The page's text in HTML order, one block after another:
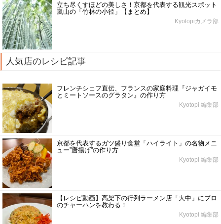
立ち尽くすほどの美しさ！京都を代表する観光スポット
嵐山の「竹林の小径」【まとめ】
Kyotopiカメラ部
人気店のレシピ記事
フレンチシェフ直伝、フランスの家庭料理『ジャガイモ
とミートソースのグラタン』の作り方
Kyotopi 編集部
京都を代表するガツ盛り食堂「ハイライト」の名物メニ
ュー”唐揚げ”の作り方
Kyotopi 編集部
【レシピ動画】高架下の行列ラーメン店「大中」にプロ
のチャーハンを教わる！
Kyotopi 編集部